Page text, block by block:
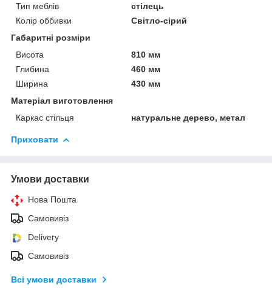
Тип меблів
стілець
Колір оббивки
Світло-сірий
Габаритні розміри
Висота
810 мм
Глибина
460 мм
Ширина
430 мм
Матеріал виготовлення
Каркас стільця
натуральне дерево, метал
Приховати
Умови доставки
Нова Пошта
Самовивіз
Delivery
Самовивіз
Всі умови доставки